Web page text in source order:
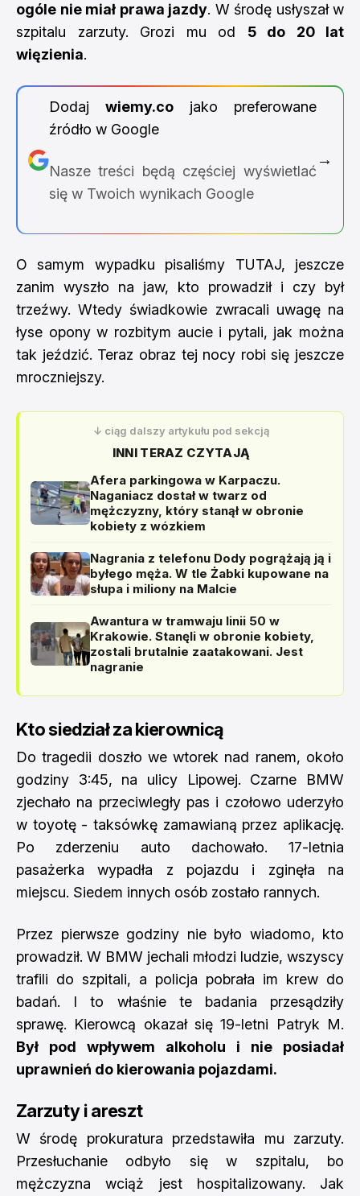
ogóle nie miał prawa jazdy. W środę usłyszał w
szpitalu zarzuty. Grozi mu od 5 do 20 lat
więzienia.
Dodaj wiemy.cojako preferowane
źródło w Google
Nasze treści będą częściej wyświetlać
się w Twoich wynikach Google
→
O samym wypadku pisaliśmy TUTAJ, jeszcze
zanim wyszło na jaw, kto prowadził i czy był
trzeźwy. Wtedy świadkowie zwracali uwagę na
łyse opony w rozbitym aucie i pytali, jak można
tak jeździć. Teraz obraz tej nocy robi się jeszcze
mroczniejszy.
↓ ciąg dalszy artykułu pod sekcją
INNI TERAZ CZYTAJĄ
Afera parkingowa w Karpaczu.
Naganiacz dostał w twarz od
mężczyzny, który stanął w obronie
kobiety z wózkiem
Nagrania z telefonu Dody pogrążają ją i
byłego męża. W tle Żabki kupowane na
słupa i miliony na Malcie
Awantura w tramwaju linii 50 w
Krakowie. Stanęli w obronie kobiety,
zostali brutalnie zaatakowani. Jest
nagranie
Kto siedział za kierownicą
Do tragedii doszło we wtorek nad ranem, około
godziny 3:45, na ulicy Lipowej. Czarne BMW
zjechało na przeciwległy pas i czołowo uderzyło
w toyotę - taksówkę zamawianą przez aplikację.
Po zderzeniu auto dachowało. 17-letnia
pasażerka wypadła z pojazdu i zginęła na
miejscu. Siedem innych osób zostało rannych.
Przez pierwsze godziny nie było wiadomo, kto
prowadził. W BMW jechali młodzi ludzie, wszyscy
trafili do szpitali, a policja pobrała im krew do
badań. I to właśnie te badania przesądziły
sprawę. Kierowcą okazał się 19-letni Patryk M.
Był pod wpływem alkoholu i nie posiadał
uprawnień do kierowania pojazdami.
Zarzuty i areszt
W środę prokuratura przedstawiła mu zarzuty.
Przesłuchanie odbyło się w szpitalu, bo
mężczyzna wciąż jest hospitalizowany. Jak